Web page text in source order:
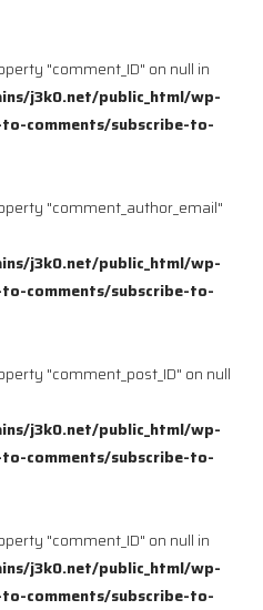
"comment_ID" on null in
j3k0.net/public_html/wp-
comments/subscribe-to-
"comment_author_email"
j3k0.net/public_html/wp-
comments/subscribe-to-
"comment_post_ID" on null
j3k0.net/public_html/wp-
comments/subscribe-to-
"comment_ID" on null in
j3k0.net/public_html/wp-
comments/subscribe-to-